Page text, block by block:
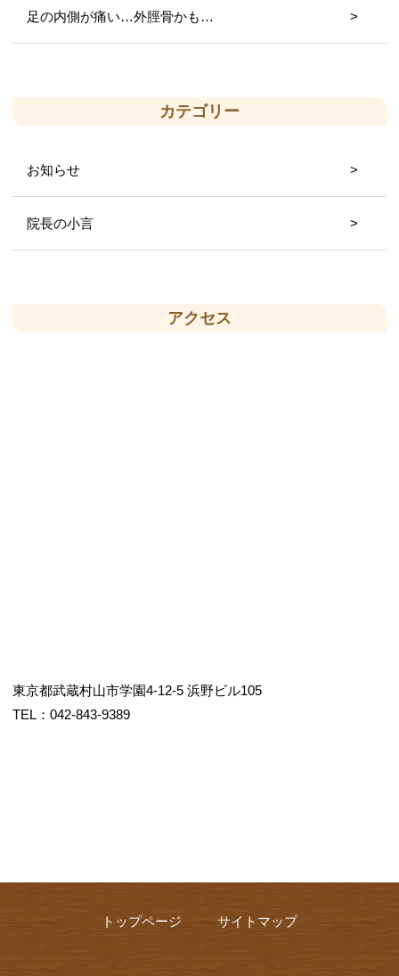
足の内側が痛い…外脛骨かも…
カテゴリー
お知らせ
院長の小言
アクセス
東京都武蔵村山市学園4-12-5 浜野ビル105
TEL：042-843-9389
トップページ サイトマップ